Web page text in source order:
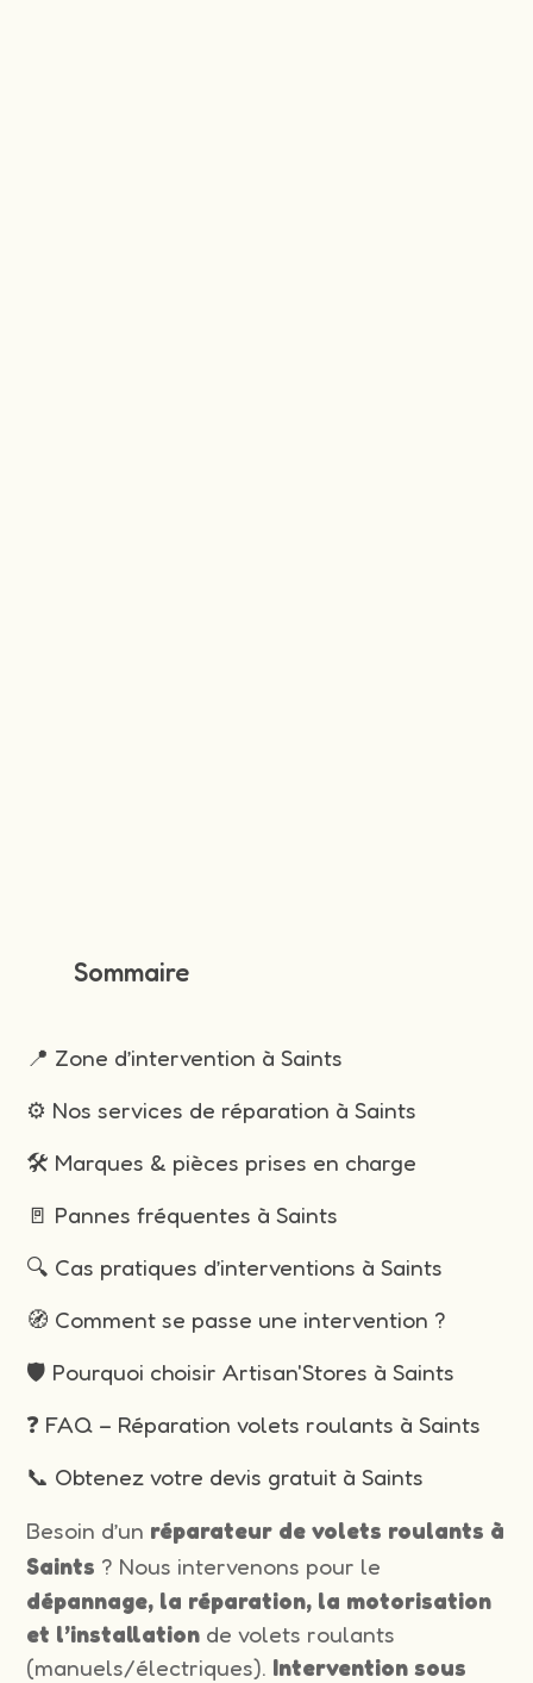
Sommaire
📍 Zone d’intervention à Saints
⚙️ Nos services de réparation à Saints
🛠️ Marques & pièces prises en charge
🚪 Pannes fréquentes à Saints
🔍 Cas pratiques d’interventions à Saints
🧭 Comment se passe une intervention ?
🛡️ Pourquoi choisir Artisan'Stores à Saints
❓ FAQ – Réparation volets roulants à Saints
📞 Obtenez votre devis gratuit à Saints
Besoin d’un réparateur de volets roulants à
Saints ? Nous intervenons pour le
dépannage, la réparation, la motorisation
et l’installation de volets roulants
(manuels/électriques). Intervention sous